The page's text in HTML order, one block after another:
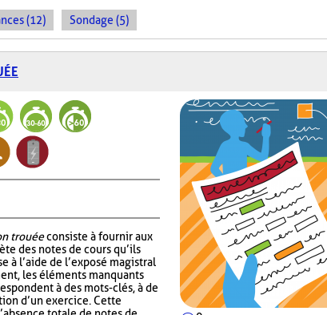
(12) Sondage (5)
trouéeconsiste à fournir aux
des notes de cours qu’ils
à l’aide de l’exposé magistral
les éléments manquants
à des mots-clés, à de
d’un exercice. Cette